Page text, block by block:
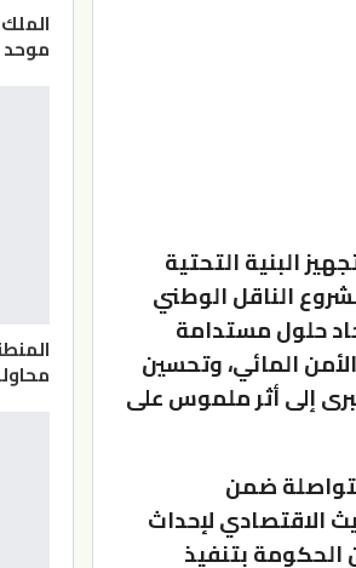
البنية التحتية
الناقل الوطني
حلول مستدامة
المائي، وتحسين
إلى أثر ملموس على
ضمن
2023-2040 ورؤية التحديث الاقتصادي لإحداث
الحكومة بتنفيذ
موحد
محاولة